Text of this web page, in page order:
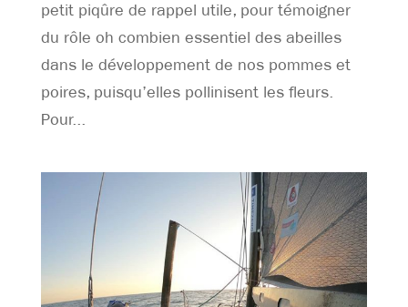
petit piqûre de rappel utile, pour témoigner
du rôle oh combien essentiel des abeilles
dans le développement de nos pommes et
poires, puisqu’elles pollinisent les fleurs.
Pour...